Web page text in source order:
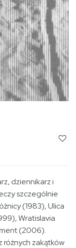
dziennikarz i
szczególnie
(1983), Ulica
Wratislavia
(2006).
różnych zakątków